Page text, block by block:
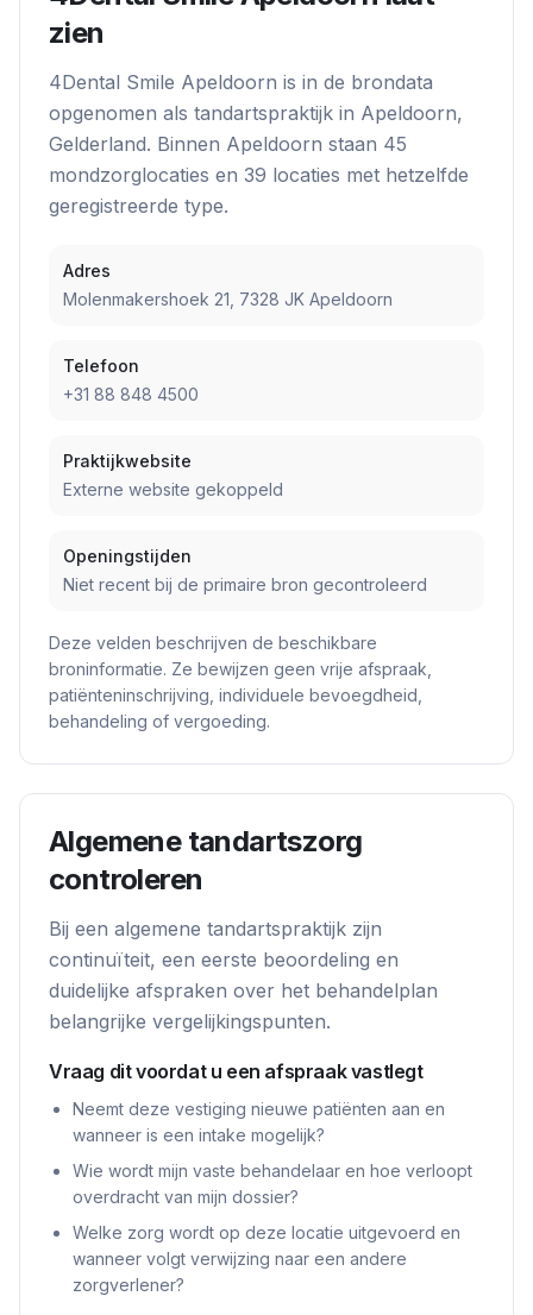
zien
4Dental Smile Apeldoorn is in de brondata
opgenomen als tandartspraktijk in Apeldoorn,
Gelderland. Binnen Apeldoorn staan 45
mondzorglocaties en 39 locaties met hetzelfde
geregistreerde type.
Adres
Molenmakershoek 21, 7328 JK Apeldoorn
Telefoon
+31 88 848 4500
Praktijkwebsite
Externe website gekoppeld
Openingstijden
Niet recent bij de primaire bron gecontroleerd
Deze velden beschrijven de beschikbare
broninformatie. Ze bewijzen geen vrije afspraak,
patiënteninschrijving, individuele bevoegdheid,
behandeling of vergoeding.
Algemene tandartszorg
controleren
Bij een algemene tandartspraktijk zijn
continuïteit, een eerste beoordeling en
duidelijke afspraken over het behandelplan
belangrijke vergelijkingspunten.
Vraag dit voordat u een afspraak vastlegt
Neemt deze vestiging nieuwe patiënten aan en
wanneer is een intake mogelijk?
Wie wordt mijn vaste behandelaar en hoe verloopt
overdracht van mijn dossier?
Welke zorg wordt op deze locatie uitgevoerd en
wanneer volgt verwijzing naar een andere
zorgverlener?